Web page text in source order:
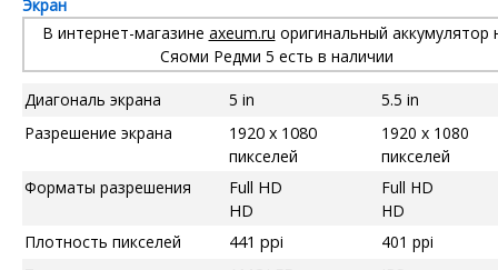
Экран
В интернет-магазине axeum.ru оригинальный аккумулятор
Сяоми Редми 5 есть в наличии
Диагональ экрана 5 in
5.5 in
Разрешение экрана
1920 x 1080
пикселей
1920 x 1080
пикселей
Форматы разрешения
Full HD
HD
Full HD
HD
Плотность пикселей
441 ppi
401 ppi